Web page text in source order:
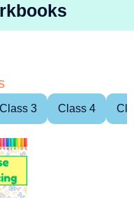
Class 3 Class 4